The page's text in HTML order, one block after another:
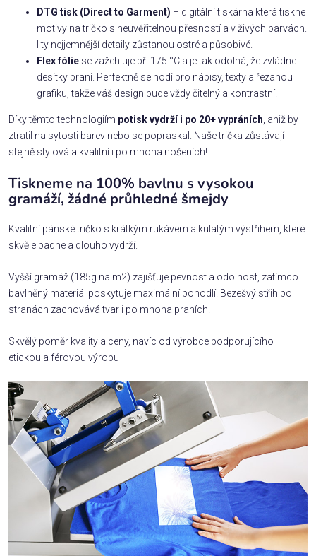
DTG tisk (Direct to Garment) – digitální tiskárna která tiskne
motivy na tričko s neuvěřitelnou přesností a v živých barvách.
I ty nejjemnější detaily zůstanou ostré a působivé.
Flex fólie se zažehluje při 175 °C a je tak odolná, že zvládne
desítky praní. Perfektně se hodí pro nápisy, texty a řezanou
grafiku, takže váš design bude vždy čitelný a kontrastní.
Díky těmto technologiím potisk vydrží i po 20+ vypráních , aniž by
ztratil na sytosti barev nebo se popraskal. Naše trička zůstávají
stejně stylová a kvalitní i po mnoha nošeních!
Tiskneme na 100% bavlnu s vysokou
gramáží, žádné průhledné šmejdy
Kvalitní pánské tričko s krátkým rukávem a kulatým výstřihem, které
skvěle padne a dlouho vydrží.
Vyšší gramáž (185g na m2) zajišťuje pevnost a odolnost, zatímco
bavlněný materiál poskytuje maximální pohodlí. Bezešvý střih po
stranách zachovává tvar i po mnoha praních.
Skvělý poměr kvality a ceny, navíc od výrobce podporujícího
etickou a férovou výrobu